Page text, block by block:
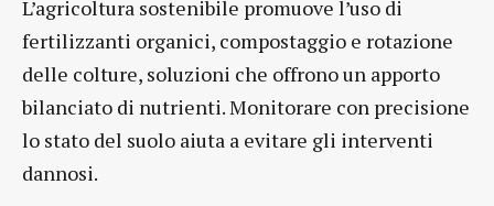
L’agricoltura sostenibile promuove l’uso di
fertilizzanti organici, compostaggio e rotazione
delle colture, soluzioni che offrono un apporto
bilanciato di nutrienti. Monitorare con precisione
lo stato del suolo aiuta a evitare gli interventi
dannosi.